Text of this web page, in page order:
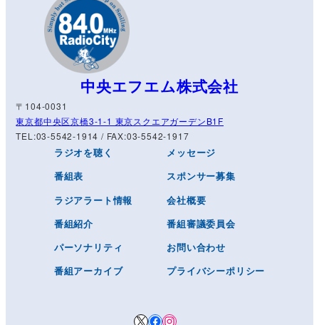
中央エフエム株式会社
〒104-0031
東京都中央区京橋3-1-1 東京スクエアガーデンB1F
TEL:03-5542-1914 / FAX:03-5542-1917
ラジオを聴く
番組表
ラジアラート情報
番組紹介
パーソナリティ
番組アーカイブ
メッセージ
スポンサー募集
会社概要
番組審議委員会
お問い合わせ
プライバシーポリシー